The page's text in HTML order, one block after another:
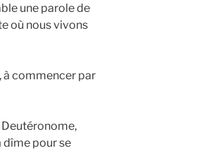
une parole de
où nous vivons
à commencer par
dîme pour se